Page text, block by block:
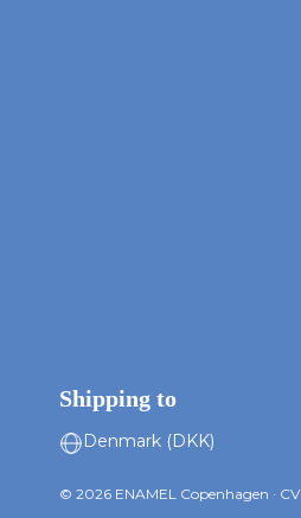
Shipping to
© 2026 ENAMEL Copenhagen ·